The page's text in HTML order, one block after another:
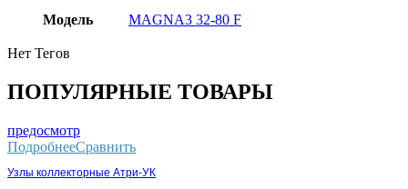
Модель MAGNA3 32-80 F
Нет Тегов
ПОПУЛЯРНЫЕ ТОВАРЫ
предосмотр
ПодробнееСравнить
Узлы коллекторные Атри-УК